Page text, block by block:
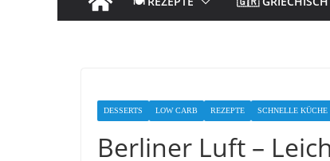
DESSERTS LOW CARB REZEPTE SCHNELLE KÜCHE
Berliner Luft –